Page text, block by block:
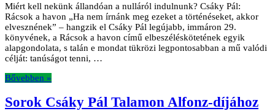
Miért kell nekünk állandóan a nulláról indulnunk? Csáky Pál:
Rácsok a havon „Ha nem írnánk meg ezeket a történéseket, akkor
elvesznének” – hangzik el Csáky Pál legújabb, immáron 29.
könyvének, a Rácsok a havon című elbeszéléskötetének egyik
alapgondolata, s talán e mondat tükrözi legpontosabban a mű valódi
célját: tanúságot tenni, …
Bővebben »
Sorok Csáky Pál Talamon Alfonz-díjához